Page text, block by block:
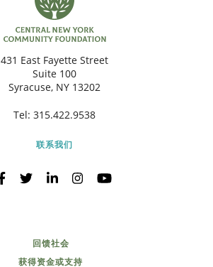
431 East Fayette Street
Suite 100
Syracuse, NY 13202
Tel: 315.422.9538
联系我们
回馈社会
获得资金或支持